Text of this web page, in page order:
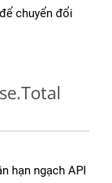
để chuyển đổi
hạn ngạch API